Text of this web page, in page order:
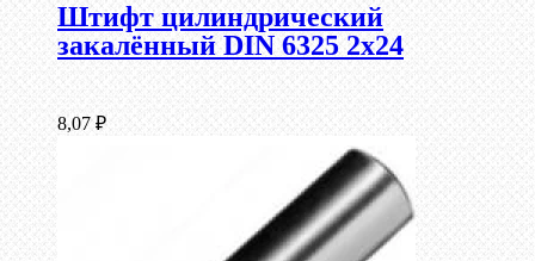
Штифт цилиндрический
закалённый DIN 6325 2х24
8,07 ₽